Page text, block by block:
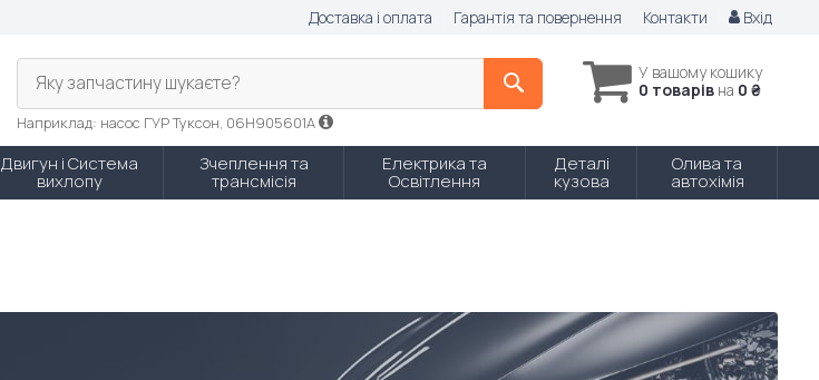
Доставка і оплата Гарантія та повернення Контакти Вхід
У вашому кошику
0 товарів на 0 ₴
Яку запчастину шукаєте?
Наприклад: насос ГУР Туксон, 06H905601A
Двигун і Система
вихлопу
Зчеплення та
трансмісія
Електрика та
Освітлення
Деталі
кузова
Олива та
автохімія